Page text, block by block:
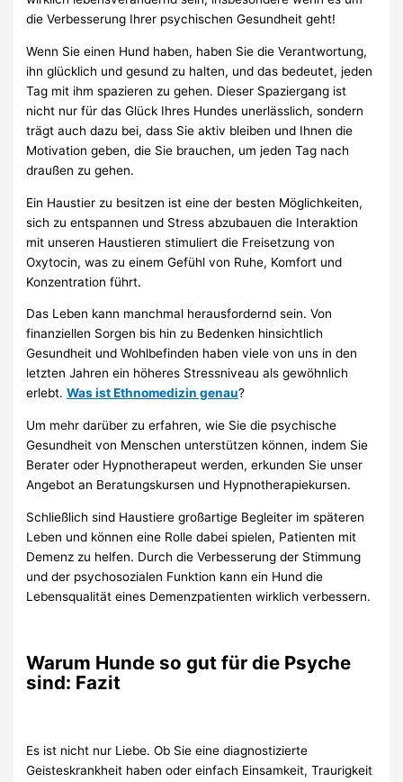
die Verbesserung Ihrer psychischen Gesundheit geht!
Wenn Sie einen Hund haben, haben Sie die Verantwortung,
ihn glücklich und gesund zu halten, und das bedeutet, jeden
Tag mit ihm spazieren zu gehen. Dieser Spaziergang ist
nicht nur für das Glück Ihres Hundes unerlässlich, sondern
trägt auch dazu bei, dass Sie aktiv bleiben und Ihnen die
Motivation geben, die Sie brauchen, um jeden Tag nach
draußen zu gehen.
Ein Haustier zu besitzen ist eine der besten Möglichkeiten,
sich zu entspannen und Stress abzubauen die Interaktion
mit unseren Haustieren stimuliert die Freisetzung von
Oxytocin, was zu einem Gefühl von Ruhe, Komfort und
Konzentration führt.
Das Leben kann manchmal herausfordernd sein. Von
finanziellen Sorgen bis hin zu Bedenken hinsichtlich
Gesundheit und Wohlbefinden haben viele von uns in den
letzten Jahren ein höheres Stressniveau als gewöhnlich
erlebt.Was ist Ethnomedizin genau?
Um mehr darüber zu erfahren, wie Sie die psychische
Gesundheit von Menschen unterstützen können, indem Sie
Berater oder Hypnotherapeut werden, erkunden Sie unser
Angebot an Beratungskursen und Hypnotherapiekursen.
Schließlich sind Haustiere großartige Begleiter im späteren
Leben und können eine Rolle dabei spielen, Patienten mit
Demenz zu helfen. Durch die Verbesserung der Stimmung
und der psychosozialen Funktion kann ein Hund die
Lebensqualität eines Demenzpatienten wirklich verbessern.
Warum Hunde so gut für die Psyche
sind: Fazit
Es ist nicht nur Liebe. Ob Sie eine diagnostizierte
Geisteskrankheit haben oder einfach Einsamkeit, Traurigkeit